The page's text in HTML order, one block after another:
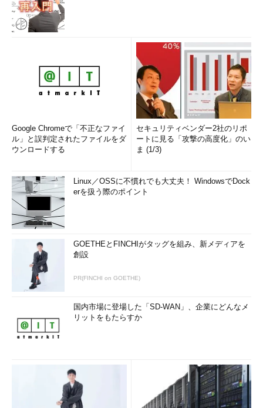
Google Chromeで「不正なファイ
ル」と誤判定されたファイルをダ
ウンロードする
セキュリティベンダー2社のリポ
ートに見る「攻撃の高度化」のい
ま (1/3)
Linux／OSSに不慣れでも大丈夫！ WindowsでDock
erを扱う際のポイント
GOETHEとFINCHIがタッグを組み、新メディアを
創設
PR(FINCHI on GOETHE)
国内市場に登場した「SD-WAN」、企業にどんなメ
リットをもたらすか